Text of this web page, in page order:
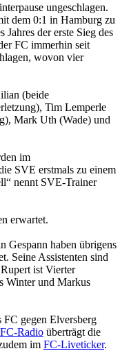
ungeschlagen.
dem 0:1 in Hamburg zu
der erste Sieg des
FC immerhin seit
wovon vier
(beide
Tim Lemperle
Mark Uth (Wade) und
im
SVE erstmals zu einem
nennt SVE-Trainer
erwartet.
Gespann haben übrigens
Seine Assistenten sind
ist Vierter
Winter und Markus
FC gegen Elversberg
FC-Radio überträgt die
im FC-Liveticker.